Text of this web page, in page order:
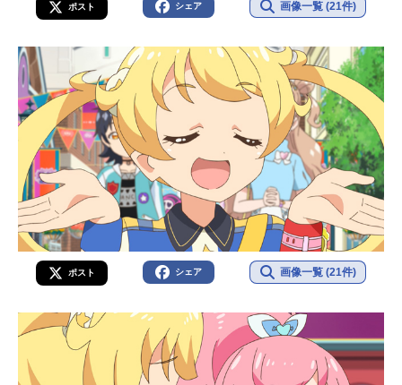
ポスト シェア 画像一覧 (21件)
ポスト シェア 画像一覧 (21件)